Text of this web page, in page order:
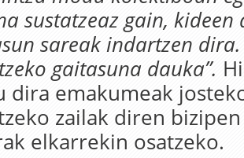
sustatzeaz gain, kideen
sareak indartzen
gaitasuna dauka”.
dira emakumeak
zailak diren
elkarrekin osatzeko.